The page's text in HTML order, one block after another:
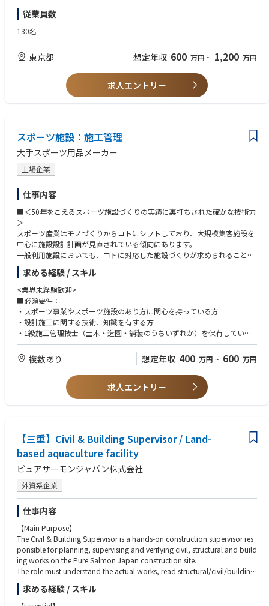
当。
■運営会社：株式会社アスプルンド
「Timeless Value（時を超えた普遍的価値）」を掲げ、色褪せることのな
い心地よさを提案する空間総合プロデュース企業です。ストア事業のほ
プの基盤を活かしつつ、伝統と革新を融合させた自
由な発想で、日常に感動と豊かさを届ける「最上の快適さ（COMFOR
タイムレスコンフォートは、時代の変化に寄り添いながら、心地よさを更
新し続けるライフスタイルストアです。「大人の遊び心」を大切に、サス
テナブルでここちよい暮らしを届けます。新店舗では、家具、キッチン、
ダイニング、インテリア、リラクゼーション、ファッションまで、生活を
彩る幅広いセレクションをワンストップで展開しています。
【歓迎スキル】
・5名以上のチームをまとめたマネジメント経験があること
・人材育成スキルを有していること
【求める人物像】
・インテリアやファッションなどライフスタイルに関わることが好きで、
TIMELESSCOMFORTのコンセプト「いつの時代も、ここちよい暮らし
を。」への共感を持って下さる方。
従業員数
130名
東京都 想定年収 600 万円 ~ 1,200 万円
求人エントリー
スポーツ施設：施工管理
大手スポーツ用品メーカー
上場企業
仕事内容
■＜50年をこえるスポーツ施設づくりの実績に裏打ちされた確かな技術力
＞
スポーツ産業はモノづくりからコトにシフトしており、大規模集客施設を
中心に施設設計計画が見直されている傾向にあります。
一般利用施設においても、コトに対応した施設づくりが求められることが
想定されます。
現在の同社工務課は施工管理を主体とした技術者により構成されています
が、今後は企画や設計、施工知識をふまえた施設系の新たな提案ができる
機能を加えることにより、これまで以上に利用者に寄り添う施設提案を進
めていきたいと考えています。
今回の求人では、スポーツ施設の施工管理を担っていただくことから、新
たなスポーツ施設の在り方を考えて頂くことなど多岐にわたります。
求める経験 / スキル
<業界未経験歓迎>
■必須要件：
・スポーツ事業やスポーツ施設のあり方に関心を持っている方
・設計施工に関する技術、知識を有する方
・1級施工管理技士（土木・造園・舗装のうちいずれか）を保有している
方
■歓迎要件
・1級建築施工管理技士を保有している方
複数あり 想定年収 400 万円 ~ 600 万円
求人エントリー
【三重】Civil & Building Supervisor / Land-
based aquaculture facility
ピュアサーモンジャパン株式会社
外資系企業
仕事内容
【Main Purpose】
The Civil & Building Supervisor is a hands-on construction supervisor res
ponsible for planning, supervising and verifying civil, structural and build
ing works on the Pure Salmon Japan construction site.
The role must understand the actual works, read structural/civil/building
drawings, check dimensions and work sequence, coordinate contractors
at the work face, and ensure that construction is safe, buildable, compli
ant and properly reported.
求める経験 / スキル